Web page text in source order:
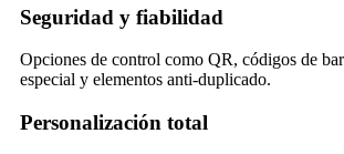
Seguridad y fiabilidad
Opciones de control como QR, códigos de
especial y elementos anti-duplicado.
Personalización total